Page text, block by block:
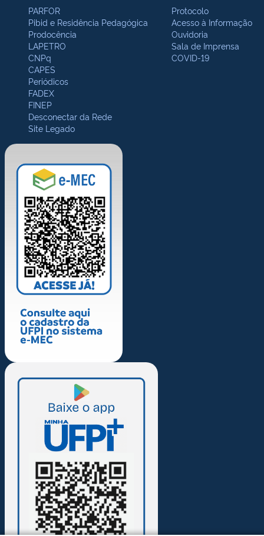
PARFOR
Pibid e Residência Pedagógica
Prodocência
LAPETRO
CNPq
CAPES
Periódicos
FADEX
FINEP
Desconectar da Rede
Site Legado
Protocolo
Acesso à Informação
Ouvidoria
Sala de Imprensa
COVID-19